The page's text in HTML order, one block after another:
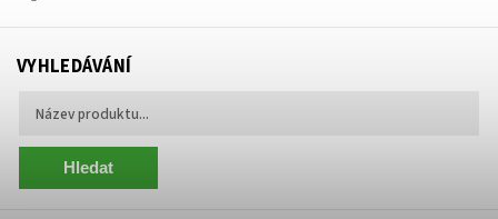
VYHLEDÁVÁNÍ
Hledat